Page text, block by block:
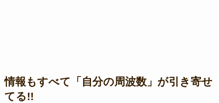
情報もすべて「自分の周波数」が引き寄せ
てる!!